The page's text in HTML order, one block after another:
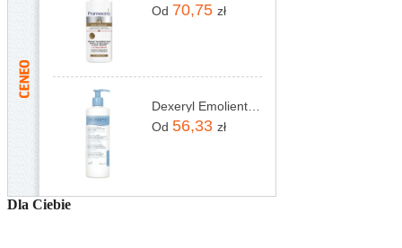
Od 70,75 zł
Od 56,33 zł
Dla Ciebie